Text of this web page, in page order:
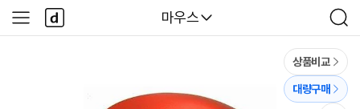
다나와
마우스
검
색
사
이
다
나
와
상품비교
대량구매